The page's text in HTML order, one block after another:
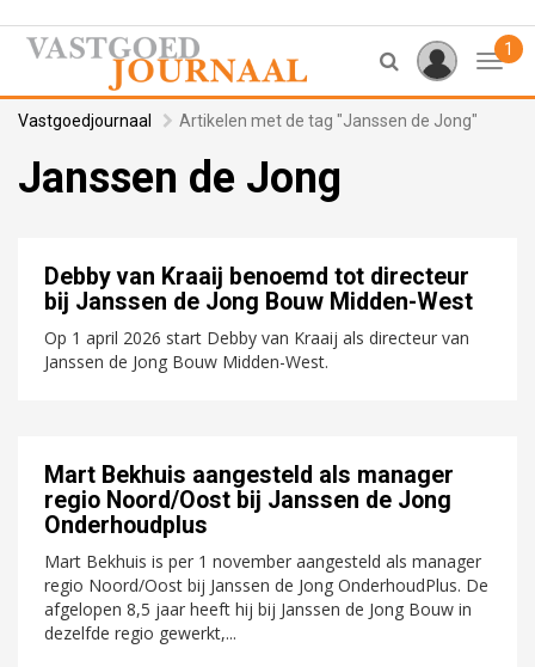
1
Vastgoedjournaal Artikelen met de tag "Janssen de Jong"
Janssen de Jong
Debby van Kraaij benoemd tot directeur
bij Janssen de Jong Bouw Midden-West
Op 1 april 2026 start Debby van Kraaij als directeur van
Janssen de Jong Bouw Midden-West.
Mart Bekhuis aangesteld als manager
regio Noord/Oost bij Janssen de Jong
Onderhoudplus
Mart Bekhuis is per 1 november aangesteld als manager
regio Noord/Oost bij Janssen de Jong OnderhoudPlus. De
afgelopen 8,5 jaar heeft hij bij Janssen de Jong Bouw in
dezelfde regio gewerkt,...